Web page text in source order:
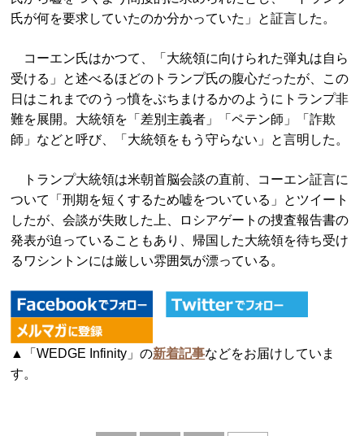
氏が何を要求していたのか分かっていた」と証言した。
コーエン氏はかつて、「大統領に向けられた弾丸は自ら
受ける」と述べるほどのトランプ氏の腹心だったが、この
日はこれまでのうっ憤をぶちまけるかのようにトランプ非
難を展開。大統領を「差別主義者」「ペテン師」「詐欺
師」などと呼び、「大統領をもう守らない」と言明した。
トランプ大統領は米朝首脳会談の直前、コーエン証言に
ついて「刑期を短くするため嘘をついている」とツイート
したが、会談が失敗した上、ロシアゲートの捜査報告書の
発表が迫っていることもあり、帰国した大統領を待ち受け
るワシントンには厳しい雰囲気が漂っている。
▲「WEDGE Infinity」の新着記事などをお届けしていま
す。